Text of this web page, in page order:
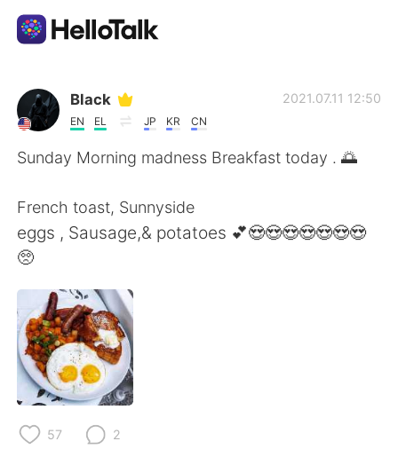
Language Exchange App
AI Grammar Checker
Español
Français
日本語
Русский
Black
EN EL JP KR CN
2021.07.11 12:50
Sunday Morning madness Breakfast today . 🌅
French toast, Sunnyside
eggs , Sausage,& potatoes 💕😍😍😍😍😍😍😍
🥺
57 2